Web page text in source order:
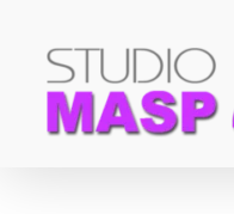
contenuto